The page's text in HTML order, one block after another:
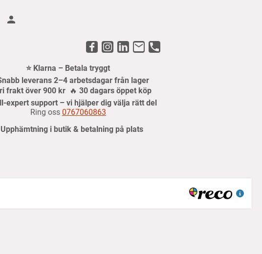
⭐ Klarna – Betala tryggt
leverans 2–4 arbetsdagar från lager
frakt över 900 kr 🔥30 dagars öppet köp
expert support – vi hjälper dig välja rätt del
Ring oss 0767060863
Upphämtning i butik & betalning på plats